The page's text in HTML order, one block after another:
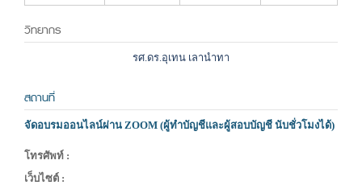
วิทยากร
รศ.ดร.อุเทน เลานำทา
สถานที่
จัดอบรมออนไลน์ผ่าน ZOOM (ผู้ทำบัญชีและผู้สอบบัญชี นับชั่วโมงได้)
โทรศัพท์ :
เว็บไซต์ :